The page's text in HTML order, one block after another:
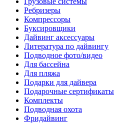
Ребризеры
Компрессоры
Буксировщики
Дайвинг аксессуары
Литература по дайвингу
Подводное фото/видео
Для бассейна
Для пляжа
Подарки для дайвера
Подарочные сертификаты
Комплекты
Подводная охота
Фридайвинг